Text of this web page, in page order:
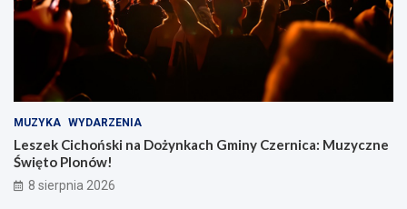
MUZYKA WYDARZENIA
Leszek Cichoński na Dożynkach Gminy Czernica: Muzyczne
Święto Plonów!
8 sierpnia 2026